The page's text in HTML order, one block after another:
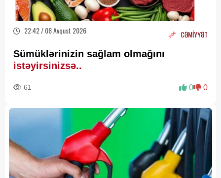
22:42 / 08 Avqust 2026 CƏMİYYƏT
Sümüklərinizin sağlam olmağını
istəyirsinizsə..
61 0 0